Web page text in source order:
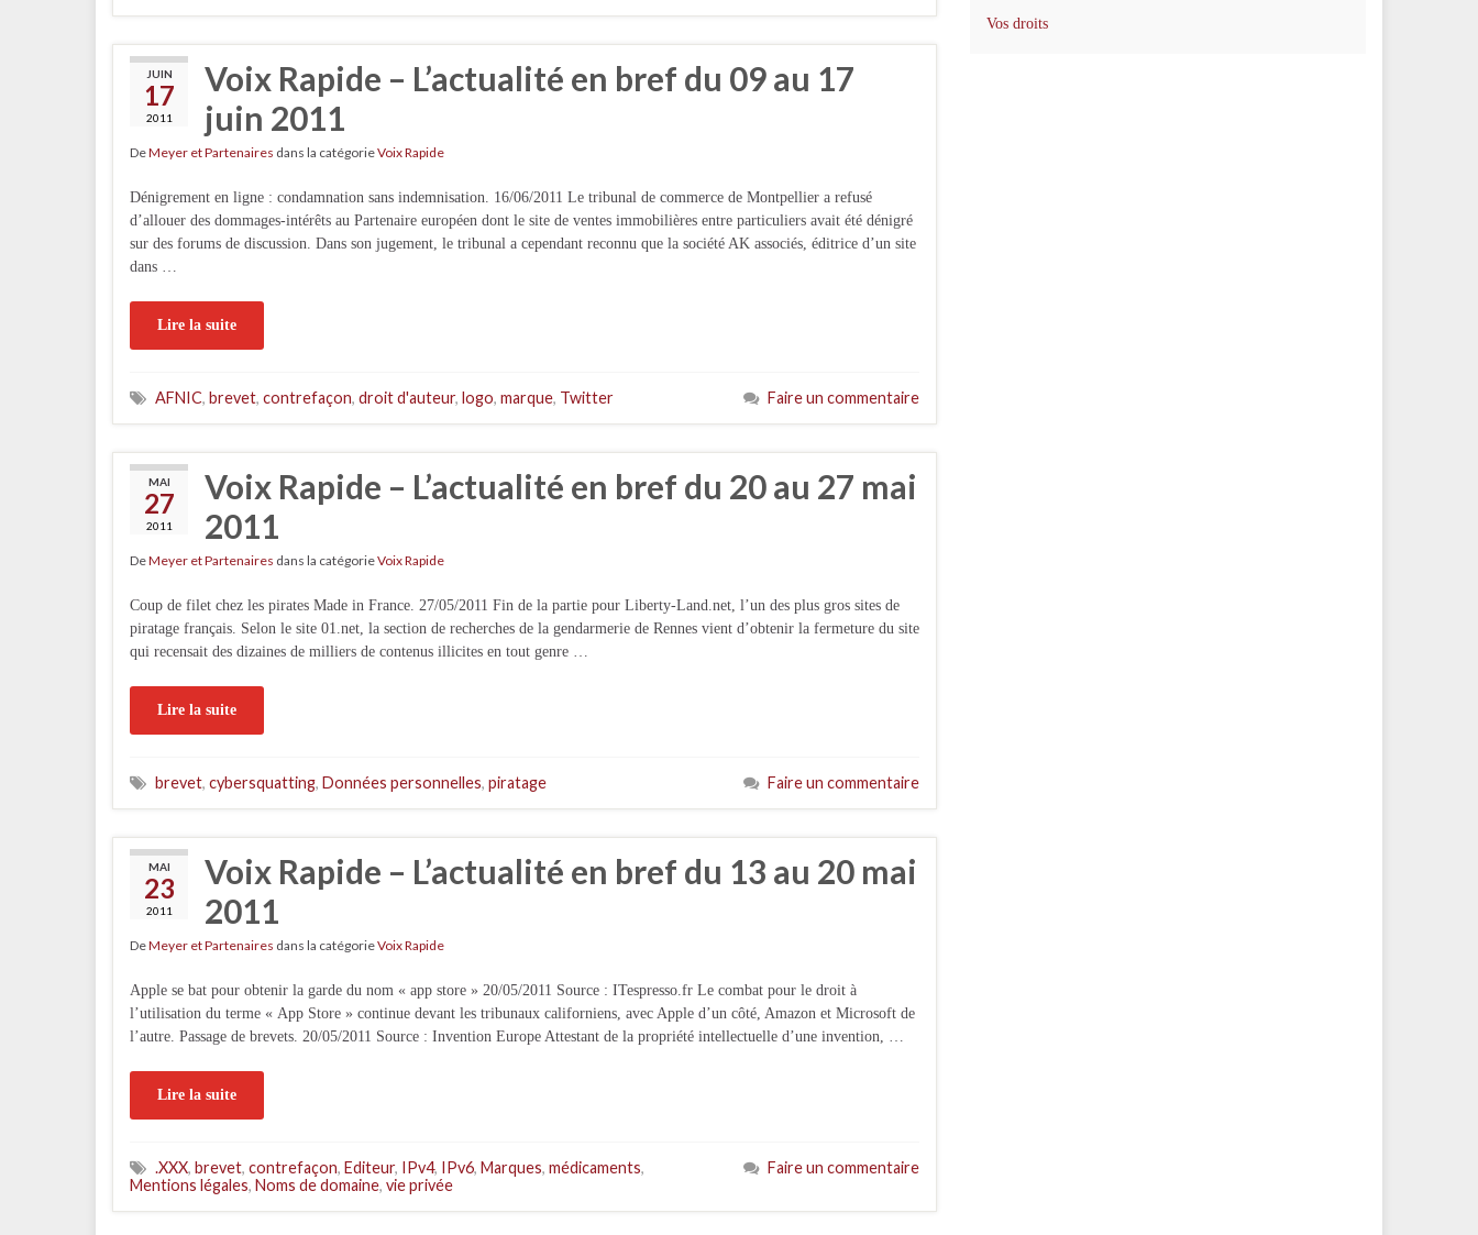
JUIN
17
2011
Voix Rapide – L’actualité en bref du 09 au 17
juin 2011
DeMeyer et Partenaires dans la catégorieVoix Rapide
Dénigrement en ligne : condamnation sans indemnisation. 16/06/2011 Le tribunal de commerce de Montpellier a refusé
d’allouer des dommages-intérêts au Partenaire européen dont le site de ventes immobilières entre particuliers avait été dénigré
sur des forums de discussion. Dans son jugement, le tribunal a cependant reconnu que la société AK associés, éditrice d’un site
dans …
Lire la suite
AFNIC, brevet, contrefaçon, droit d'auteur, logo, marque, Twitter Faire un commentaire
MAI
27
2011
Voix Rapide – L’actualité en bref du 20 au 27 mai
2011
DeMeyer et Partenaires dans la catégorieVoix Rapide
Coup de filet chez les pirates Made in France. 27/05/2011 Fin de la partie pour Liberty-Land.net, l’un des plus gros sites de
piratage français. Selon le site 01.net, la section de recherches de la gendarmerie de Rennes vient d’obtenir la fermeture du site
qui recensait des dizaines de milliers de contenus illicites en tout genre …
Lire la suite
brevet, cybersquatting, Données personnelles, piratage Faire un commentaire
MAI
23
2011
Voix Rapide – L’actualité en bref du 13 au 20 mai
2011
DeMeyer et Partenaires dans la catégorieVoix Rapide
Apple se bat pour obtenir la garde du nom « app store » 20/05/2011 Source : ITespresso.fr Le combat pour le droit à
l’utilisation du terme « App Store » continue devant les tribunaux californiens, avec Apple d’un côté, Amazon et Microsoft de
l’autre. Passage de brevets. 20/05/2011 Source : Invention Europe Attestant de la propriété intellectuelle d’une invention, …
Lire la suite
.XXX, brevet, contrefaçon, Editeur, IPv4, IPv6, Marques, médicaments,
Mentions légales, Noms de domaine, vie privée
Faire un commentaire
Vos droits